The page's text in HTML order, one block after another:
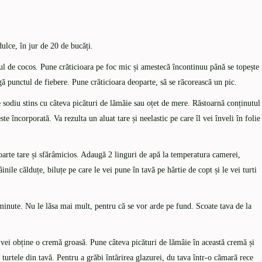
în jur de 20 de bucăți.
cocos. Pune crăticioara pe foc mic și amestecă încontinuu până se topește
de fiebere. Pune crăticioara deoparte, să se răcorească un pic.
stins cu câteva picături de lămâie sau oțet de mere. Răstoarnă conținutul
încorporată. Va rezulta un aluat tare și neelastic pe care îl vei înveli în folie
tare și sfărâmicios. Adaugă 2 linguri de apă la temperatura camerei,
călduțe, biluțe pe care le vei pune în tavă pe hârtie de copt și le vei turti
Nu le lăsa mai mult, pentru că se vor arde pe fund. Scoate tava de la
obține o cremă groasă. Pune câteva picături de lămâie în această cremă și
din tavă. Pentru a grăbi întărirea glazurei, du tava într-o cămară rece